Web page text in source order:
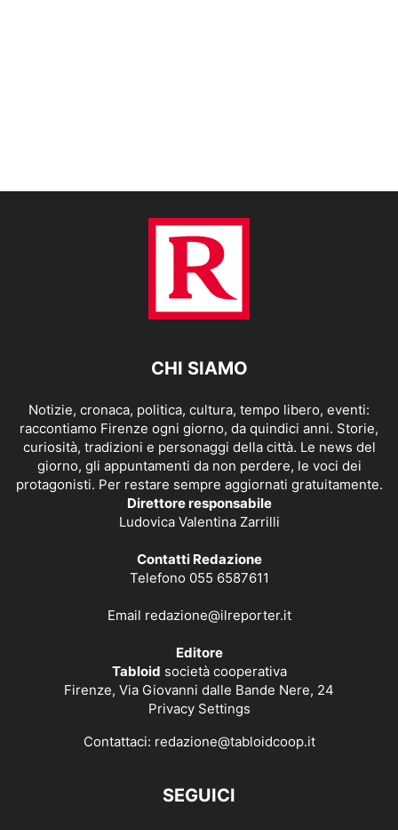
CHI SIAMO
Notizie, cronaca, politica, cultura, tempo libero, eventi:
raccontiamo Firenze ogni giorno, da quindici anni. Storie,
curiosità, tradizioni e personaggi della città. Le news del
giorno, gli appuntamenti da non perdere, le voci dei
protagonisti. Per restare sempre aggiornati gratuitamente.
Direttore responsabile
Ludovica Valentina Zarrilli
Contatti Redazione
Telefono 055 6587611
Email redazione@ilreporter.it
Editore
Tabloid società cooperativa
Firenze, Via Giovanni dalle Bande Nere, 24
Privacy Settings
Contattaci: redazione@tabloidcoop.it
SEGUICI